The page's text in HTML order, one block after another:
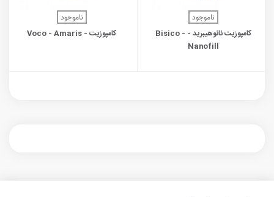
ناموجود
کامپوزیت نانوهیبرید - Bisico -
Nanofill
ناموجود
کامپوزیت - Voco - Amaris